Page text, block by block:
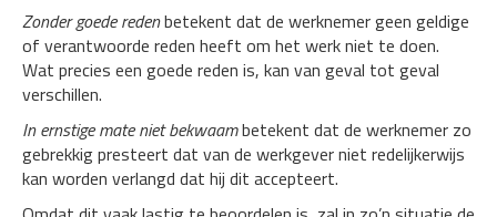
Zonder goede redenbetekent dat de werknemer geen geldige
of verantwoorde reden heeft om het werk niet te doen.
Wat precies een goede reden is, kan van geval tot geval
verschillen.
In ernstige mate niet bekwaambetekent dat de werknemer zo
gebrekkig presteert dat van de werkgever niet redelijkerwijs
kan worden verlangd dat hij dit accepteert.